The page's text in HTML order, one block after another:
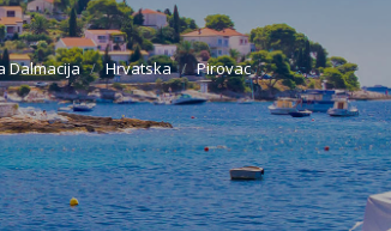
Dalmacija Hrvatska Pirovac